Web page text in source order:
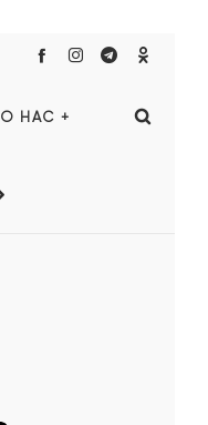
О НАС +